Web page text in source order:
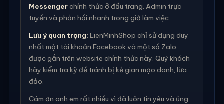
Messengerchính thức ở đầu trang. Admin trực
tuyến và phản hồi nhanh trong giờ làm việc.
Lưu ý quan trọng: LienMinhShop chỉ sử dụng duy
nhất một tài khoản Facebook và một số Zalo
được gắn trên website chính thức này. Quý khách
hãy kiểm tra kỹ để tránh bị kẻ gian mạo danh, lừa
đảo.
Cám ơn anh em rất nhiều vì đã luôn tin yêu và ủng